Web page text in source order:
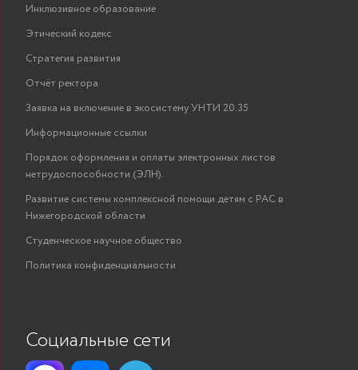
Инклюзивное образование
Этический кодекс
Стратегия развития
Отчёт ректора
Заявка на включение в экосистему УНТИ 20.35
Информационные ссылки
Порядок оформления и оплаты электронных листов
нетрудоспособности (ЭЛН).
Развитие системы комплексной помощи детям с РАС в
Нижегородской области
Студенческое научное общество
Политика конфиденциальности
Социальные сети